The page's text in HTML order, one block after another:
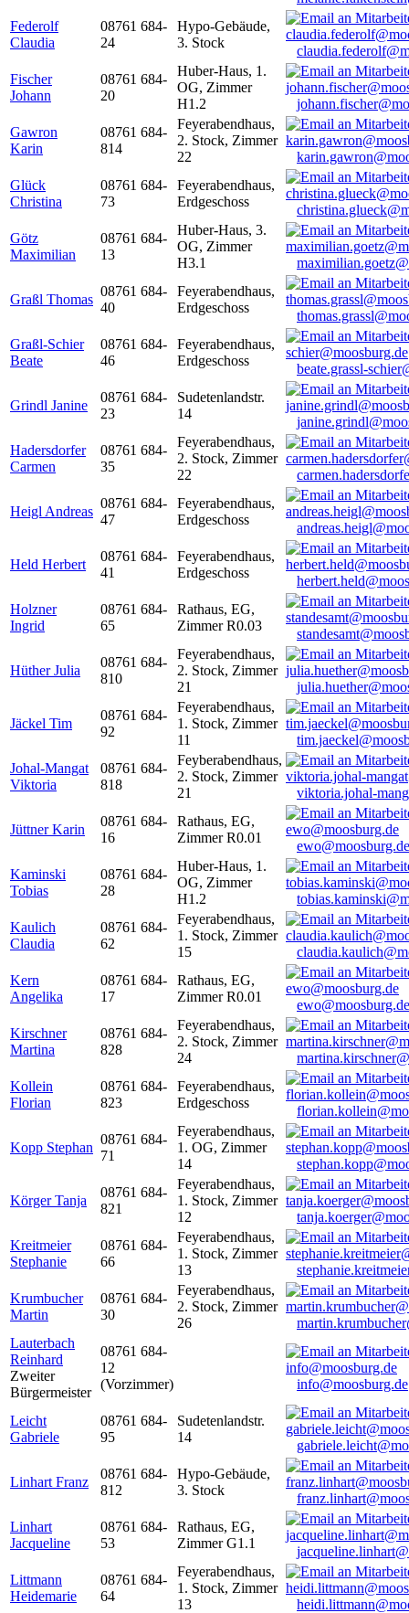
Federolf
Claudia
08761 684-
24
Hypo-Gebäude,
3. Stock
Fischer
Johann
08761 684-
20
Huber-Haus, 1.
OG, Zimmer
H1.2
Gawron
Karin
08761 684-
814
Feyerabendhaus,
2. Stock, Zimmer
22
Glück
Christina
08761 684-
73
Feyerabendhaus,
Erdgeschoss
Götz
Maximilian
08761 684-
13
Huber-Haus, 3.
OG, Zimmer
H3.1
Graßl Thomas
08761 684-
40
Feyerabendhaus,
Erdgeschoss
Graßl-Schier
Beate
08761 684-
46
Feyerabendhaus,
Erdgeschoss
beate.grassl-
Grindl Janine
08761 684-
23
Sudetenlandstr.
14
Hadersdorfer
Carmen
08761 684-
35
Feyerabendhaus,
2. Stock, Zimmer
22
Heigl Andreas
08761 684-
47
Feyerabendhaus,
Erdgeschoss
Held Herbert
08761 684-
41
Feyerabendhaus,
Erdgeschoss
Holzner
Ingrid
08761 684-
65
Rathaus, EG,
Zimmer R0.03
Hüther Julia
08761 684-
810
Feyerabendhaus,
2. Stock, Zimmer
21
Jäckel Tim
08761 684-
92
Feyerabendhaus,
1. Stock, Zimmer
11
Johal-Mangat
Viktoria
08761 684-
818
Feyberabendhaus,
2. Stock, Zimmer
21
viktoria.johal-
Jüttner Karin
08761 684-
16
Rathaus, EG,
Zimmer R0.01
ewo@moosburg.de
Kaminski
Tobias
08761 684-
28
Huber-Haus, 1.
OG, Zimmer
H1.2
Kaulich
Claudia
08761 684-
62
Feyerabendhaus,
1. Stock, Zimmer
15
Kern
Angelika
08761 684-
17
Rathaus, EG,
Zimmer R0.01
ewo@moosburg.de
Kirschner
Martina
08761 684-
828
Feyerabendhaus,
2. Stock, Zimmer
24
Kollein
Florian
08761 684-
823
Feyerabendhaus,
Erdgeschoss
Kopp Stephan
08761 684-
71
Feyerabendhaus,
1. OG, Zimmer
14
Körger Tanja
08761 684-
821
Feyerabendhaus,
1. Stock, Zimmer
12
Kreitmeier
Stephanie
08761 684-
66
Feyerabendhaus,
1. Stock, Zimmer
13
Krumbucher
Martin
08761 684-
30
Feyerabendhaus,
2. Stock, Zimmer
26
Lauterbach
Reinhard
Zweiter
Bürgermeister
08761 684-
12
(Vorzimmer)
info@moosburg.de
Leicht
Gabriele
08761 684-
95
Sudetenlandstr.
14
Linhart Franz
08761 684-
812
Hypo-Gebäude,
3. Stock
Linhart
Jacqueline
08761 684-
53
Rathaus, EG,
Zimmer G1.1
Littmann
Heidemarie
08761 684-
64
Feyerabendhaus,
1. Stock, Zimmer
13